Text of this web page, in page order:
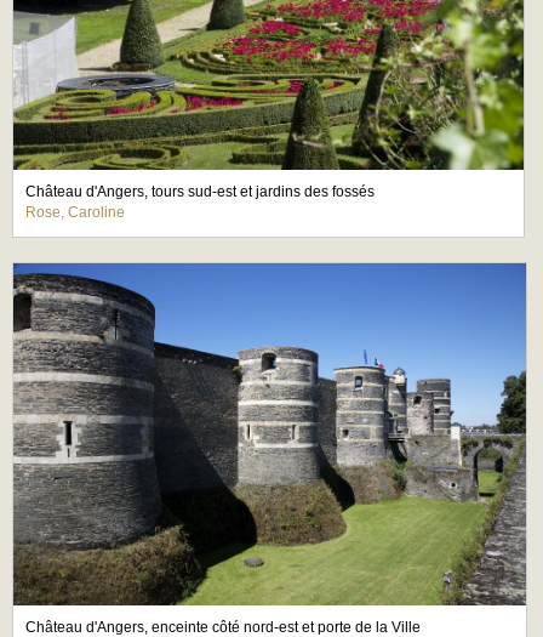
Château d'Angers, tours sud-est et jardins des fossés
Rose, Caroline
Château d'Angers, enceinte côté nord-est et porte de la Ville